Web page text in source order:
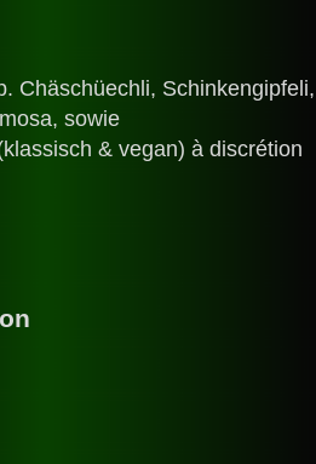
Chäschüechli, Schinkengipfeli,
sowie
& vegan) à discrétion